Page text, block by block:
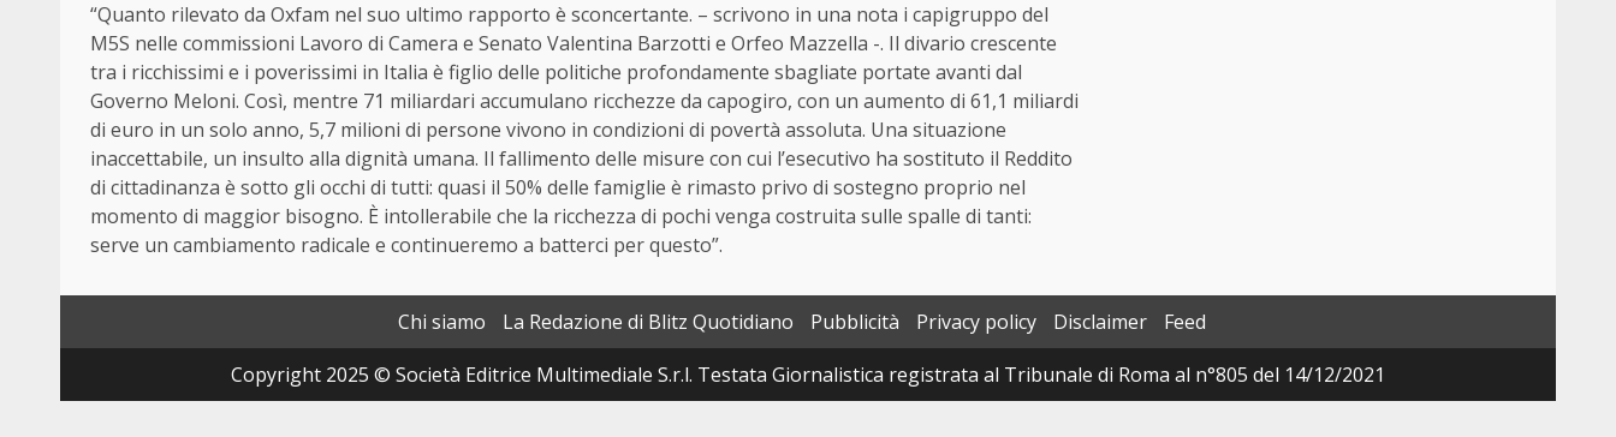
“Quanto rilevato da Oxfam nel suo ultimo rapporto è sconcertante. – scrivono in una nota i capigruppo del
M5S nelle commissioni Lavoro di Camera e Senato Valentina Barzotti e Orfeo Mazzella -. Il divario crescente
tra i ricchissimi e i poverissimi in Italia è figlio delle politiche profondamente sbagliate portate avanti dal
Governo Meloni. Così, mentre 71 miliardari accumulano ricchezze da capogiro, con un aumento di 61,1 miliardi
di euro in un solo anno, 5,7 milioni di persone vivono in condizioni di povertà assoluta. Una situazione
inaccettabile, un insulto alla dignità umana. Il fallimento delle misure con cui l’esecutivo ha sostituto il Reddito
di cittadinanza è sotto gli occhi di tutti: quasi il 50% delle famiglie è rimasto privo di sostegno proprio nel
momento di maggior bisogno. È intollerabile che la ricchezza di pochi venga costruita sulle spalle di tanti:
serve un cambiamento radicale e continueremo a batterci per questo”.
Chi siamo La Redazione di Blitz Quotidiano Pubblicità Privacy policy Disclaimer
Feed
Copyright 2025 © Società Editrice Multimediale S.r.l. Testata Giornalistica registrata al Tribunale di Roma al n°805 del 14/12/2021